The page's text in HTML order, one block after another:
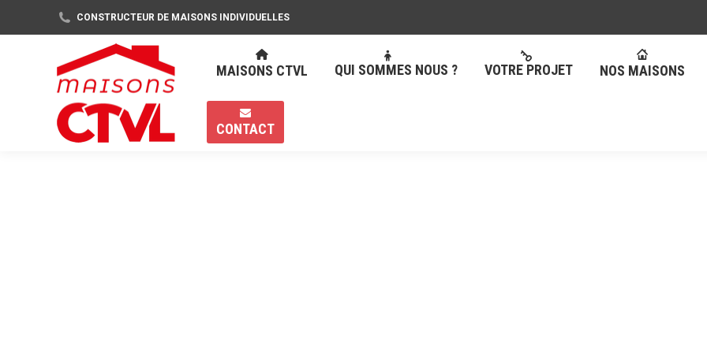
CONSTRUCTEUR DE MAISONS INDIVIDUELLES
MAISONS CTVL QUI SOMMES NOUS ? VOTRE PROJET NOS MAISONS
CONTACT
MAISONS CTVL QUI SOMMES NOUS ? VOTRE PROJET NOS MAISONS